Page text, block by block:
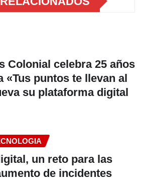
Colonial celebra 25 años
«Tus puntos te llevan al
su plataforma digital
un reto para las
de incidentes